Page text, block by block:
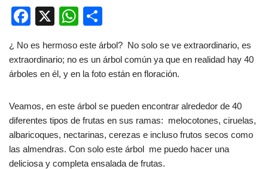
F
c
e
o
o
k
X
W
at
s
p
p
m
p
tir
¿ No es hermoso este árbol? No solo se ve extraordinario, es
extraordinario; no es un árbol común ya que en realidad hay 40
árboles en él, y en la foto están en floración.
Veamos, en este árbol se pueden encontrar alrededor de 40
diferentes tipos de frutas en sus ramas: melocotones, ciruelas,
albaricoques, nectarinas, cerezas e incluso frutos secos como
las almendras. Con solo este árbol me puedo hacer una
deliciosa y completa ensalada de frutas.